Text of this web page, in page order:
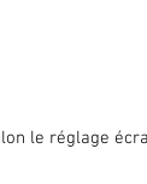
le réglage